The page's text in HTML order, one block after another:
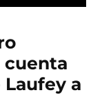
cuenta
a